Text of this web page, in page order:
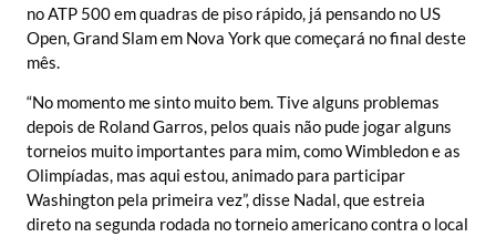
no ATP 500 em quadras de piso rápido, já pensando no US
Open, Grand Slam em Nova York que começará no final deste
mês.
“No momento me sinto muito bem. Tive alguns problemas
depois de Roland Garros, pelos quais não pude jogar alguns
torneios muito importantes para mim, como Wimbledon e as
Olimpíadas, mas aqui estou, animado para participar
Washington pela primeira vez”, disse Nadal, que estreia
direto na segunda rodada no torneio americano contra o local